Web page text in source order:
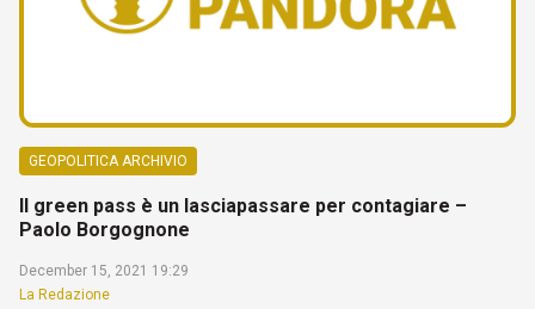
GEOPOLITICA ARCHIVIO
Il green pass è un lasciapassare per contagiare –
Paolo Borgognone
December 15, 2021 19:29
La Redazione